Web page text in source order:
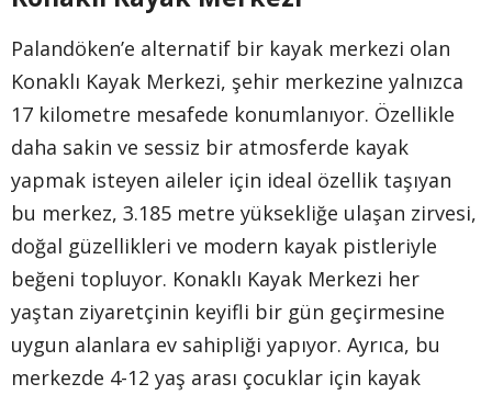
Palandöken’e alternatif bir kayak merkezi olan
Konaklı Kayak Merkezi, şehir merkezine yalnızca
17 kilometre mesafede konumlanıyor. Özellikle
daha sakin ve sessiz bir atmosferde kayak
yapmak isteyen aileler için ideal özellik taşıyan
bu merkez, 3.185 metre yüksekliğe ulaşan zirvesi,
doğal güzellikleri ve modern kayak pistleriyle
beğeni topluyor. Konaklı Kayak Merkezi her
yaştan ziyaretçinin keyifli bir gün geçirmesine
uygun alanlara ev sahipliği yapıyor. Ayrıca, bu
merkezde 4-12 yaş arası çocuklar için kayak